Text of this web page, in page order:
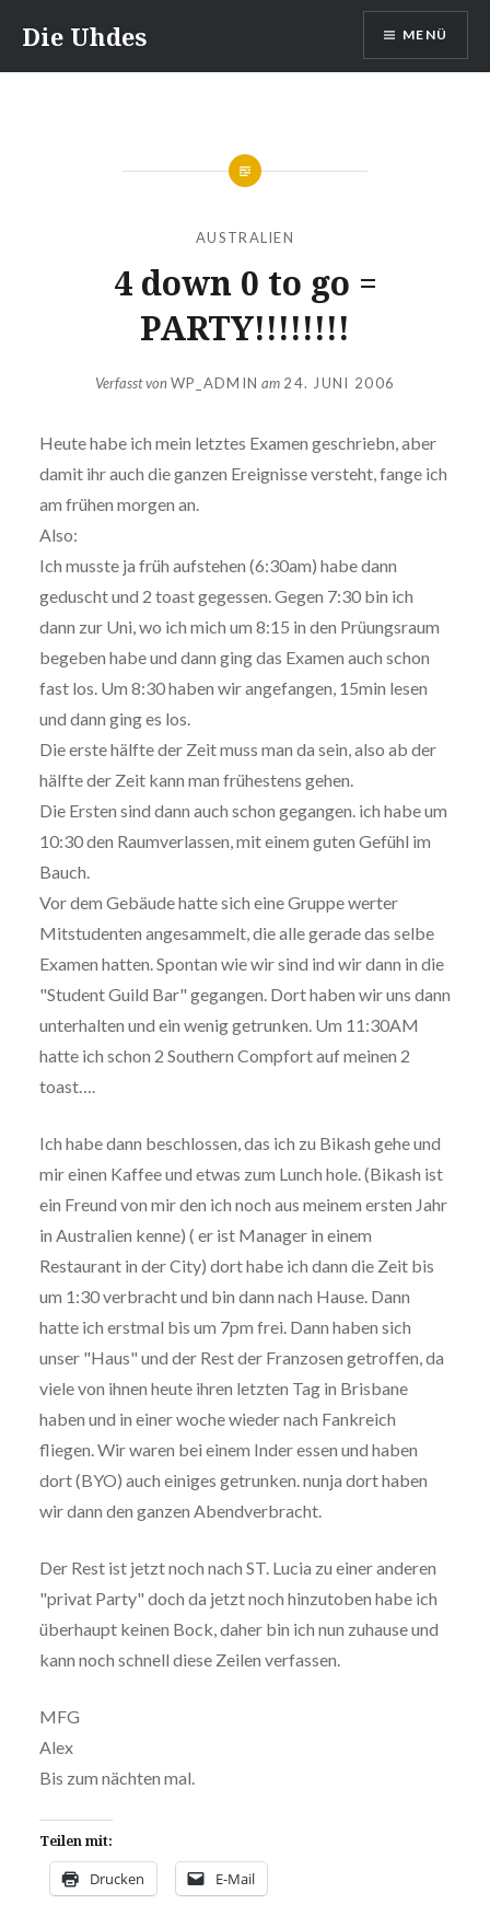
Inhalt
springen
Die Uhdes MENÜ
AUSTRALIEN
4 down 0 to go =
PARTY!!!!!!!!
Verfasst vonWP_ADMIN am 24. JUNI 2006
Heute habe ich mein letztes Examen geschriebn, aber
damit ihr auch die ganzen Ereignisse versteht, fange ich
am frühen morgen an.
Also:
Ich musste ja früh aufstehen (6:30am) habe dann
geduscht und 2 toast gegessen. Gegen 7:30 bin ich
dann zur Uni, wo ich mich um 8:15 in den Prüungsraum
begeben habe und dann ging das Examen auch schon
fast los. Um 8:30 haben wir angefangen, 15min lesen
und dann ging es los.
Die erste hälfte der Zeit muss man da sein, also ab der
hälfte der Zeit kann man frühestens gehen.
Die Ersten sind dann auch schon gegangen. ich habe um
10:30 den Raumverlassen, mit einem guten Gefühl im
Bauch.
Vor dem Gebäude hatte sich eine Gruppe werter
Mitstudenten angesammelt, die alle gerade das selbe
Examen hatten. Spontan wie wir sind ind wir dann in die
"Student Guild Bar" gegangen. Dort haben wir uns dann
unterhalten und ein wenig getrunken. Um 11:30AM
hatte ich schon 2 Southern Compfort auf meinen 2
toast….
Ich habe dann beschlossen, das ich zu Bikash gehe und
mir einen Kaffee und etwas zum Lunch hole. (Bikash ist
ein Freund von mir den ich noch aus meinem ersten Jahr
in Australien kenne) ( er ist Manager in einem
Restaurant in der City) dort habe ich dann die Zeit bis
um 1:30 verbracht und bin dann nach Hause. Dann
hatte ich erstmal bis um 7pm frei. Dann haben sich
unser "Haus" und der Rest der Franzosen getroffen, da
viele von ihnen heute ihren letzten Tag in Brisbane
haben und in einer woche wieder nach Fankreich
fliegen. Wir waren bei einem Inder essen und haben
dort (BYO) auch einiges getrunken. nunja dort haben
wir dann den ganzen Abendverbracht.
Der Rest ist jetzt noch nach ST. Lucia zu einer anderen
"privat Party" doch da jetzt noch hinzutoben habe ich
überhaupt keinen Bock, daher bin ich nun zuhause und
kann noch schnell diese Zeilen verfassen.
MFG
Alex
Bis zum nächten mal.
Teilen mit:
Drucken E-Mail